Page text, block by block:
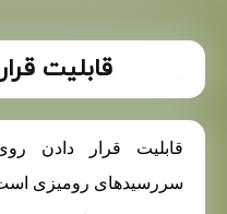
قابلیت
قابلیت قرار دادن
سررسیدهای رومیزی